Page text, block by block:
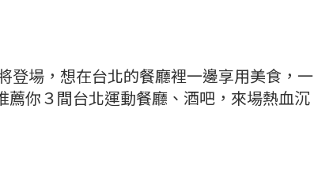
登場，想在台北的餐廳裡一邊享用美食，一
你３間台北運動餐廳、酒吧，來場熱血沉